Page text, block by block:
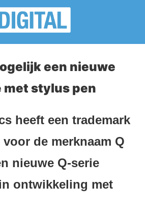
een nieuwe
stylus pen
heeft een trademark
de merknaam Q
nieuwe Q-serie
ontwikkeling met